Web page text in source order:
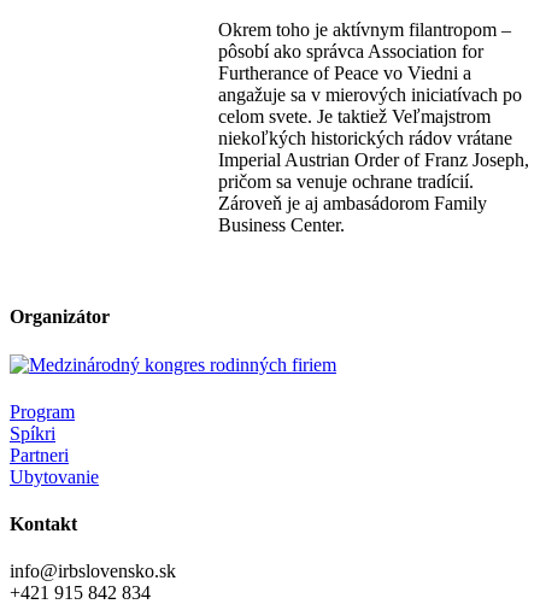
Okrem toho je aktívnym filantropom –
pôsobí ako správca Association for
Furtherance of Peace vo Viedni a
angažuje sa v mierových iniciatívach po
celom svete. Je taktiež Veľmajstrom
niekoľkých historických rádov vrátane
Imperial Austrian Order of Franz Joseph,
pričom sa venuje ochrane tradícií.
Zároveň je aj ambasádorom Family
Business Center.
Organizátor
Program
Spíkri
Partneri
Ubytovanie
Kontakt
info@irbslovensko.sk
+421 915 842 834